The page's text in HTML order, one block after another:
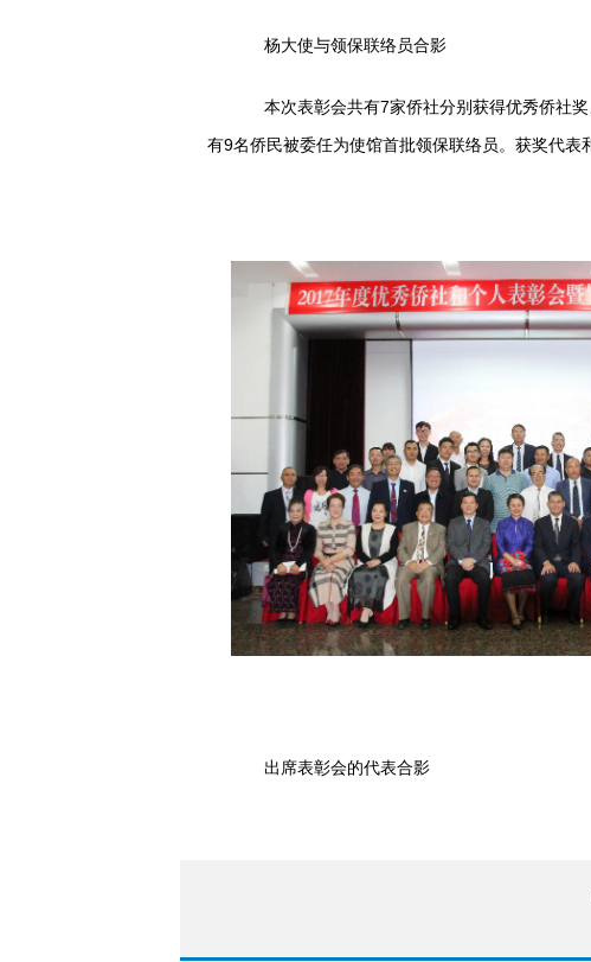
杨大使与领保联络员合影
本次表彰会共有7家侨社分别获得优秀侨社奖
有9名侨民被委任为使馆首批领保联络员。获奖代表
出席表彰会的代表合影